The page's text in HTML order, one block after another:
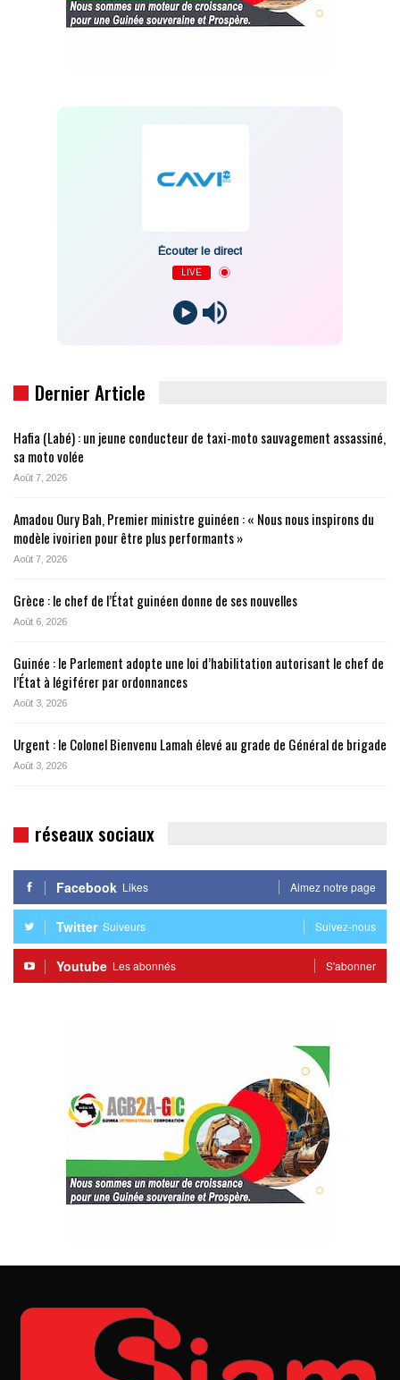
Écouter le direct
LIVE
Dernier Article
Hafia (Labé) : un jeune conducteur de taxi-moto sauvagement assassiné,
sa moto volée
Août 7, 2026
Amadou Oury Bah, Premier ministre guinéen : « Nous nous inspirons du
modèle ivoirien pour être plus performants »
Août 7, 2026
Grèce : le chef de l’État guinéen donne de ses nouvelles
Août 6, 2026
Guinée : le Parlement adopte une loi d’habilitation autorisant le chef de
l’État à légiférer par ordonnances
Août 3, 2026
Urgent : le Colonel Bienvenu Lamah élevé au grade de Général de brigade
Août 3, 2026
réseaux sociaux
Facebook Likes Aimez notre page
Twitter Suiveurs Suivez-nous
Youtube Les abonnés S'abonner